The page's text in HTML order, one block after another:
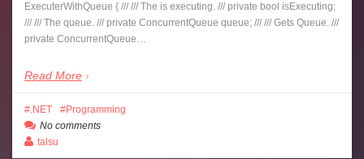
ExecuterWithQueue { /// /// The is executing. /// private bool isExecuting;
/// /// The queue. /// private ConcurrentQueue queue; /// /// Gets Queue. ///
private ConcurrentQueue…
Read More
.NET
Programming
No comments
talsu